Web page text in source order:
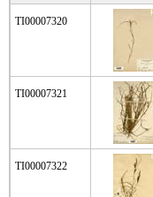
TI00007320
TI00007321
TI00007322